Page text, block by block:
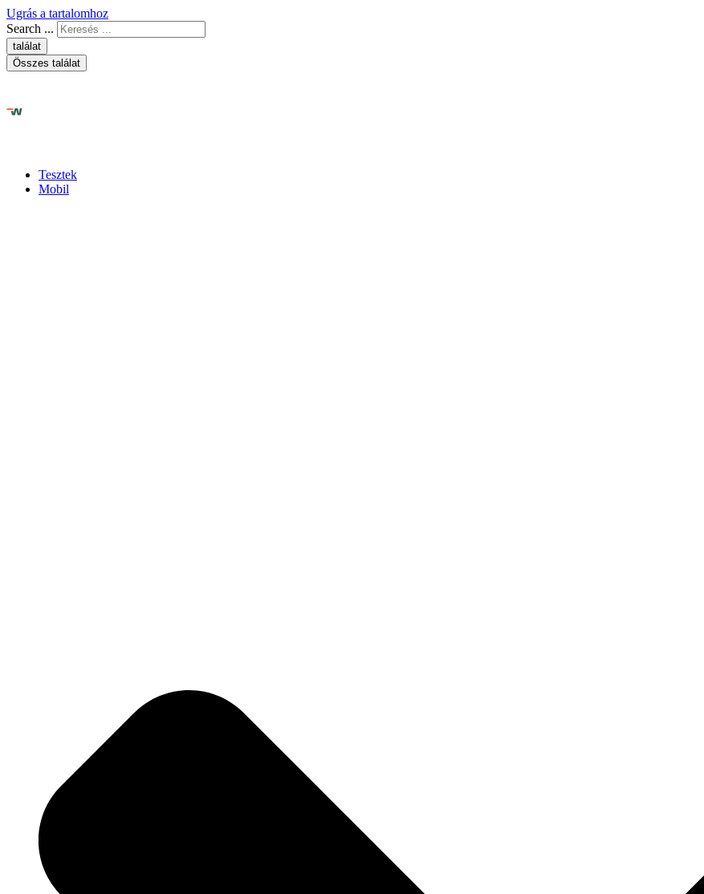
Ugrás a tartalomhoz
Search ...
találat
Összes találat
Tesztek
Mobil